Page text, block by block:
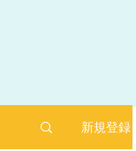
新規登録